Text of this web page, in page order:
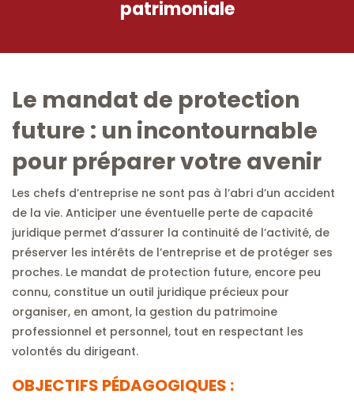
patrimoniale
Le mandat de protection
future : un incontournable
pour préparer votre avenir
Les chefs d’entreprise ne sont pas à l’abri d’un accident
de la vie. Anticiper une éventuelle perte de capacité
juridique permet d’assurer la continuité de l’activité, de
préserver les intérêts de l’entreprise et de protéger ses
proches. Le mandat de protection future, encore peu
connu, constitue un outil juridique précieux pour
organiser, en amont, la gestion du patrimoine
professionnel et personnel, tout en respectant les
volontés du dirigeant.
OBJECTIFS PÉDAGOGIQUES :